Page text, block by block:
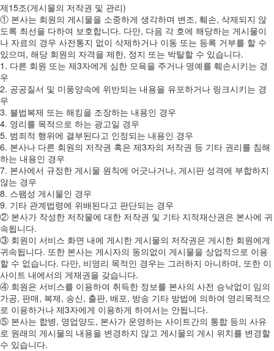
제15조(게시물의 저작권 및 관리)
① 본사는 회원의 게시물을 소중하게 생각하며 변조, 훼손, 삭제되지 않
도록 최선을 다하여 보호합니다. 다만, 다음 각 호에 해당하는 게시물이
나 자료의 경우 사전통지 없이 삭제하거나 이동 또는 등록 거부를 할 수
있으며, 해당 회원의 자격을 제한, 정지 또는 박탈할 수 있습니다.
1. 다른 회원 또는 제3자에게 심한 모욕을 주거나 명예를 훼손시키는 경
우
2. 공공질서 및 미풍양속에 위반되는 내용을 유포하거나 링크시키는 경
우
3. 불법복제 또는 해킹을 조장하는 내용인 경우
4. 영리를 목적으로 하는 광고일 경우
5. 범죄적 행위에 결부된다고 인정되는 내용인 경우
6. 본사나 다른 회원의 저작권 혹은 제3자의 저작권 등 기타 권리를 침해
하는 내용인 경우
7. 본사에서 규정한 게시물 원칙에 어긋나거나, 게시판 성격에 부합하지
않는 경우
8. 스팸성 게시물인 경우
9. 기타 관계법령에 위배된다고 판단되는 경우
② 본사가 작성한 저작물에 대한 저작권 및 기타 지적재산권은 본사에 귀
속됩니다.
③ 회원이 서비스 화면 내에 게시한 게시물의 저작권은 게시한 회원에게
귀속됩니다. 또한 본사는 게시자의 동의없이 게시물을 상업적으로 이용
할 수 없습니다. 다만, 비영리 목적인 경우는 그러하지 아니하며, 또한 이
사이트 내에서의 게재권을 갖습니다.
④ 회원은 서비스를 이용하여 취득한 정보를 본사의 사전 승낙없이 임의
가공, 판매, 복제, 송신, 출판, 배포, 방송 기타 방법에 의하여 영리목적으
로 이용하거나 제3자에게 이용하게 하여서는 안됩니다.
⑤ 본사는 합병, 영업양도, 본사가 운영하는 사이트간의 통합 등의 사유
로 원래의 게시물의 내용을 변경하지 않고 게시물의 게시 위치를 변경할
수 있습니다.